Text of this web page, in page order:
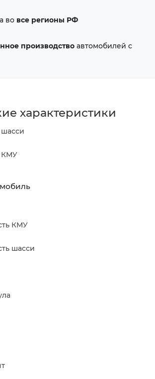
во все регионы РФ
производство автомобилей с
характеристики
КМУ
КМУ
шасси